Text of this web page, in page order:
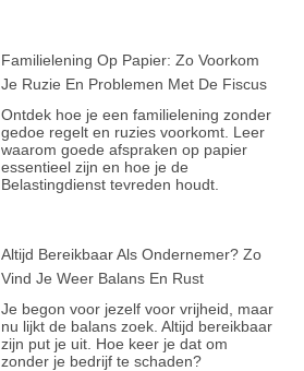
Familielening Op Papier: Zo Voorkom
Je Ruzie En Problemen Met De Fiscus
Ontdek hoe je een familielening zonder
gedoe regelt en ruzies voorkomt. Leer
waarom goede afspraken op papier
essentieel zijn en hoe je de
Belastingdienst tevreden houdt.
Altijd Bereikbaar Als Ondernemer? Zo
Vind Je Weer Balans En Rust
Je begon voor jezelf voor vrijheid, maar
nu lijkt de balans zoek. Altijd bereikbaar
zijn put je uit. Hoe keer je dat om
zonder je bedrijf te schaden?